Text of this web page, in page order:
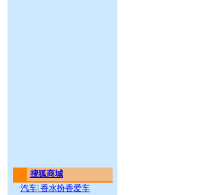
搜狐商城
·汽车 香水扮香爱车